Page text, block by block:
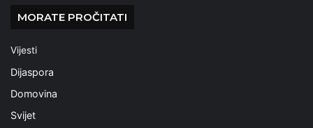
MORATE PROČITATI
Vijesti
Dijaspora
Domovina
Svijet